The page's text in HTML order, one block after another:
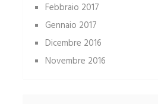
Febbraio 2017
Gennaio 2017
Dicembre 2016
Novembre 2016